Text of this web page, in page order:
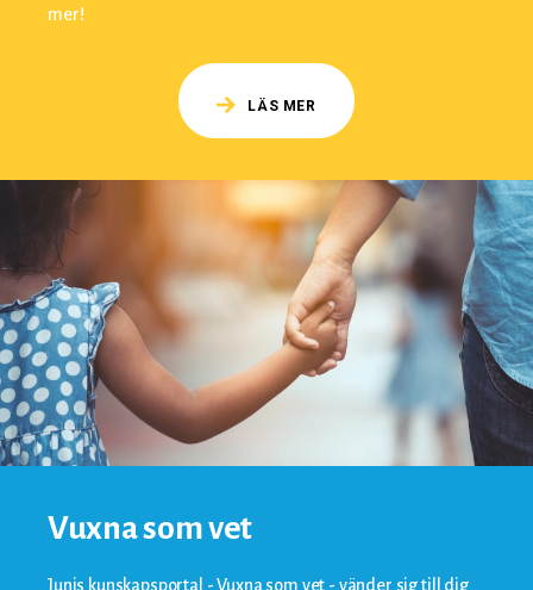
mer!
LÄS MER
Vuxna som vet
Junis kunskapsportal - Vuxna som vet - vänder sig till dig